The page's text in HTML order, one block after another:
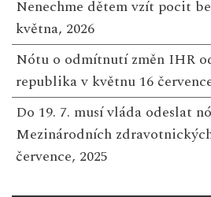
Nenechme dětem vzít pocit
května, 2026
Nótu o odmítnutí změn IHR
republika v květnu 16
Do 19. 7. musí vláda odeslat
Mezinárodních
července, 2025